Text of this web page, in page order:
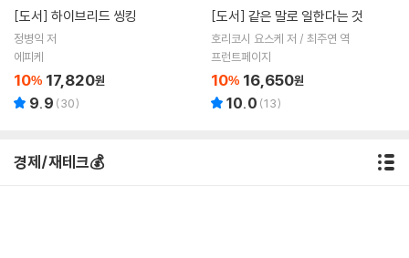
[도서] 하이브리드 씽킹
정병익 저
에피케
10% 17,820원
9.9 (30)
[도서] 같은 말로 일한다는 것
호리코시 요스케 저 / 최주연 역
프런트페이지
10% 16,650원
10.0 (13)
경제/재테크💰